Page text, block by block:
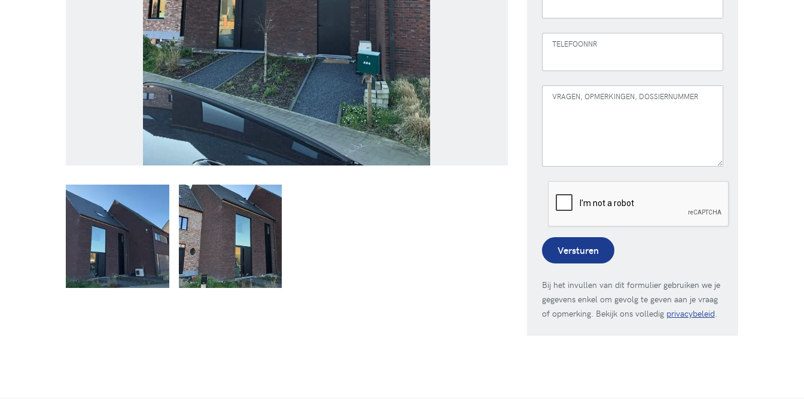
TELEFOONNR
VRAGEN, OPMERKINGEN, DOSSIERNUMMER
Versturen
Bij het invullen van dit formulier gebruiken we je
gegevens enkel om gevolg te geven aan je vraag
of opmerking. Bekijk ons volledig privacybeleid.